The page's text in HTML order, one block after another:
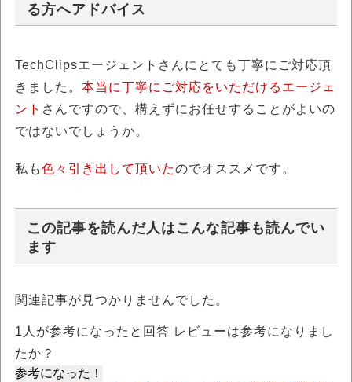
る方へアドバイス
TechClipsエージェントさんにとても丁寧にご対応頂
きました。 本当に丁寧にご対応をいただけるエージェ
ント さんですので、構えずにお任せすることがよいの
ではないでしょうか。
私も色々引き出して頂いたのでオススメです。
この記事を読んだ人はこんな記事も読んでい
ます
関連記事が見つかりませんでした。
1 人が参考になったと回答 レビューは参考になりまし
たか？
参考になった！